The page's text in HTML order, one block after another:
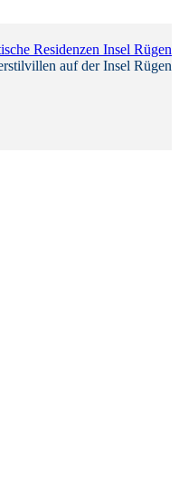
Residenzen Insel Rügen
auf der Insel Rügen